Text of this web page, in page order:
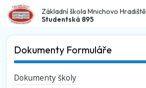
Základní škola Mnichovo Hradiště
Studentská 895
Dokumenty Formuláře
Dokumenty školy